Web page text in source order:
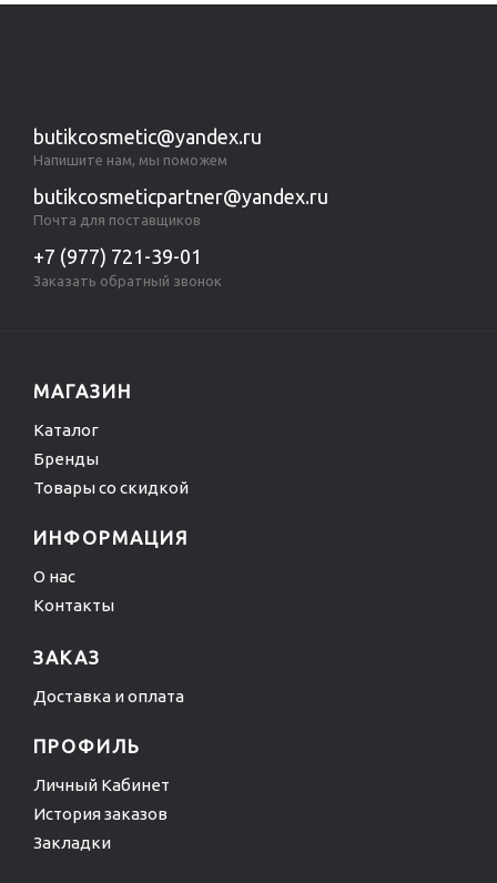
butikcosmetic@yandex.ru
Напишите нам, мы поможем
butikcosmeticpartner@yandex.ru
Почта для поставщиков
+7 (977) 721-39-01
Заказать обратный звонок
МАГАЗИН
Каталог
Бренды
Товары со скидкой
ИНФОРМАЦИЯ
О нас
Контакты
ЗАКАЗ
Доставка и оплата
ПРОФИЛЬ
Личный Кабинет
История заказов
Закладки